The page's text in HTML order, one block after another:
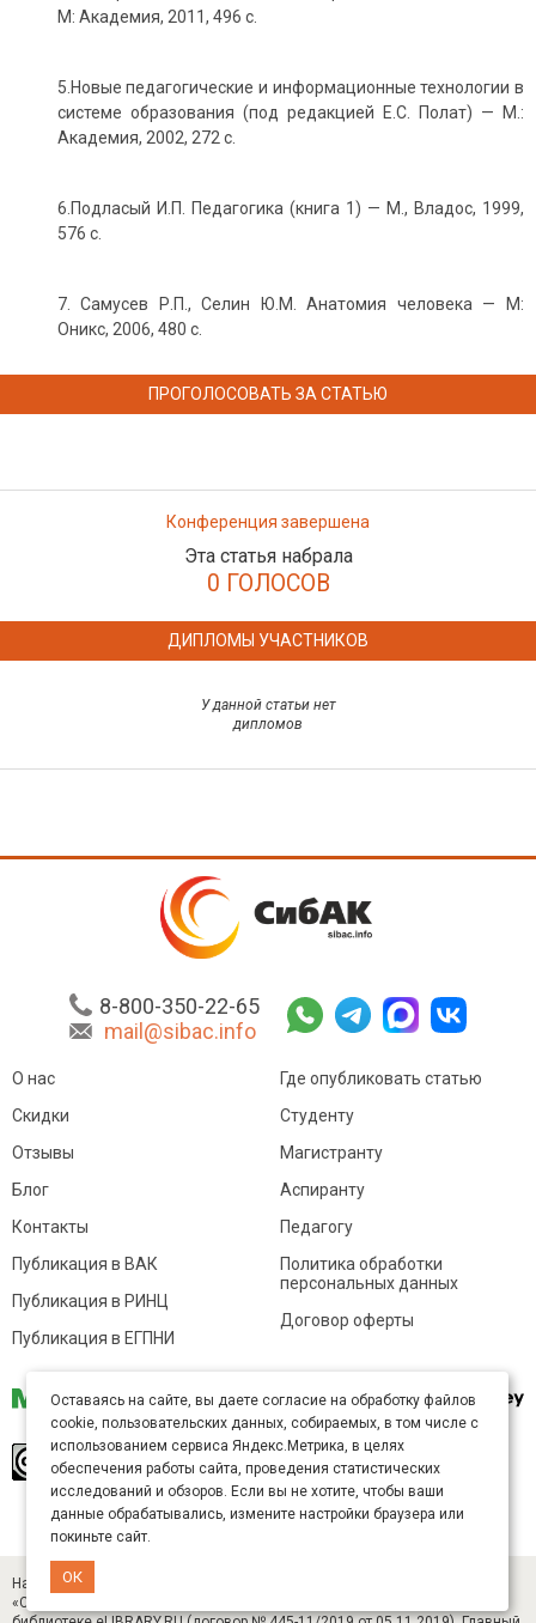
М: Академия, 2011, 496 с.
5.Новые педагогические и информационные технологии в
системе образования (под редакцией Е.С. Полат) — М.:
Академия, 2002, 272 с.
6.Подласый И.П. Педагогика (книга 1) — М., Владос, 1999,
576 с.
7. Самусев Р.П., Селин Ю.М. Анатомия человека — М:
Оникс, 2006, 480 с.
ПРОГОЛОСОВАТЬ ЗА СТАТЬЮ
Конференция завершена
Эта статья набрала
0 ГОЛОСОВ
ДИПЛОМЫ УЧАСТНИКОВ
У данной статьи нет
дипломов
8-800-350-22-65
mail@sibac.info
О нас
Скидки
Отзывы
Блог
Контакты
Где опубликовать статью
Студенту
Магистранту
Аспиранту
Педагогу
Публикация в ВАК
Публикация в РИНЦ
Публикация в ЕГПНИ
Политика обработки
персональных данных
Договор оферты
© Sibac.info 2026. Все права защищены.
произведение доступно полицензии Creative
Commons «Attribution» («Атрибуция») 4.0
Непортированная .
Научный журнал «Студенческий» (ISSN 2541-9412). Издатель — ООО
«СибАК» (ИНН 5402054157). Размещается в Научной электронной
Оставаясь на сайте, вы даете согласие на обработку файлов
cookie, пользовательских данных, собираемых, в том числе с
использованием сервиса Яндекс.Метрика, в целях
обеспечения работы сайта, проведения статистических
исследований и обзоров. Если вы не хотите, чтобы ваши
данные обрабатывались, измените настройки браузера или
покиньте сайт.
ОК